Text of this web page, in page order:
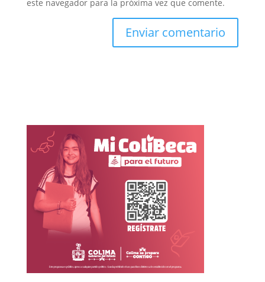
este navegador para la próxima vez que comente.